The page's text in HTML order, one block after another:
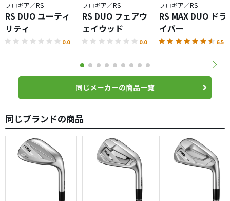
プロギア／RS
RS DUO ユーティ
リティ
0.0
プロギア／RS
RS DUO フェアウ
ェイウッド
0.0
プロギア／RS
RS MAX DUO ドラ
イバー
6.5
同じメーカーの商品一覧
同じブランドの商品